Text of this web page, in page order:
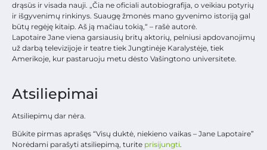
drąsūs ir visada nauji. „Čia ne oficiali autobiografija, o veikiau potyrių
ir išgyvenimų rinkinys. Suaugę žmonės mano gyvenimo istoriją gal
būtų regėję kitaip. Aš ją mačiau tokią,“ – rašė autorė.
Lapotaire Jane viena garsiausių britų aktorių, pelniusi apdovanojimų
už darbą televizijoje ir teatre tiek Jungtinėje Karalystėje, tiek
Amerikoje, kur pastaruoju metu dėsto Vašingtono universitete.
Atsiliepimai
Atsiliepimų dar nėra.
Būkite pirmas aprašęs “Visų duktė, niekieno vaikas – Jane Lapotaire”
Norėdami parašyti atsiliepimą, turite prisijungti.